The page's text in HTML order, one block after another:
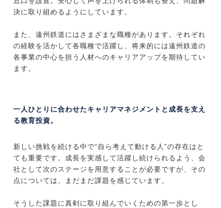
決に取り組めるようにしています。
また、遠州鉄道にはさまざまな職種があります。それぞれ
の経験を活かして各職種で活躍し、将来的には遠州鉄道の
各事業の中心を担う人材へのキャリアアップを期待してい
ます。
一人ひとりに合わせたキャリアマネジメントと成長を支え
る教育投資。
新しい挑戦を続ける中で“自ら考えて動ける人”の存在はと
ても重要です。成長を実感して活躍し続けられるよう、会
社として次のステージを用意することが必要ですが、その
点については、まだまだ課題を感じています。
そうした課題に真剣に取り組んでいくための第一歩とし